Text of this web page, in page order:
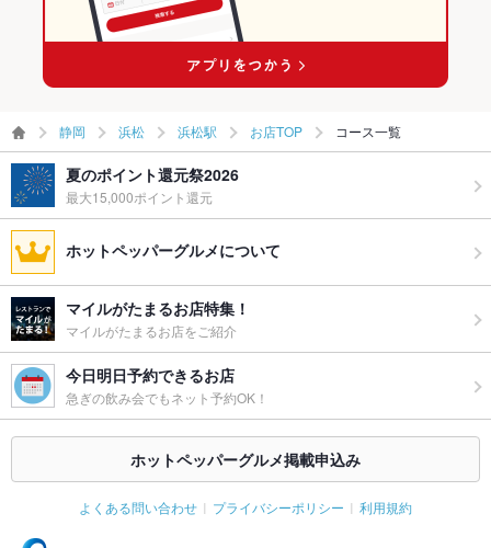
静岡 浜松 浜松駅 お店TOP コース一覧
夏のポイント還元祭2026
最大15,000ポイント還元
ホットペッパーグルメについて
マイルがたまるお店特集！
マイルがたまるお店をご紹介
今日明日予約できるお店
急ぎの飲み会でもネット予約OK！
ホットペッパーグルメ掲載申込み
よくある問い合わせ プライバシーポリシー 利用規約